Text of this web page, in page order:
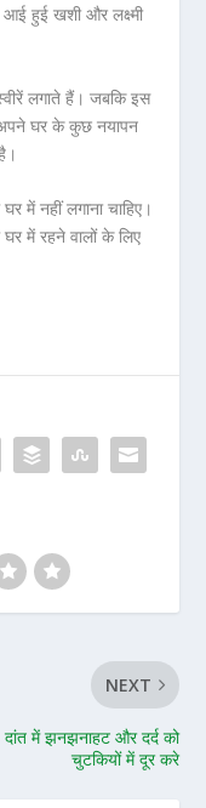
आई हुई खशी और लक्ष्मी
लगाते हैं। जबकि इस
घर के कुछ नयापन
में नहीं लगाना चाहिए।
में रहने वालों के लिए
NEXT
दांत में झनझनाहट और दर्द को
चुटकियों में दूर करे